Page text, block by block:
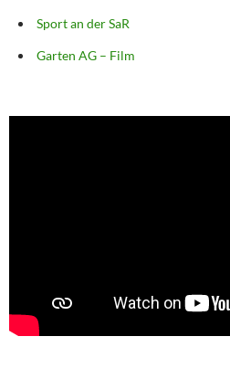
Sport an der SaR
Garten AG – Film